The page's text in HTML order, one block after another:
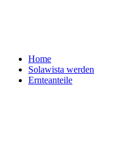
Home
Solawista werden
Ernteanteile